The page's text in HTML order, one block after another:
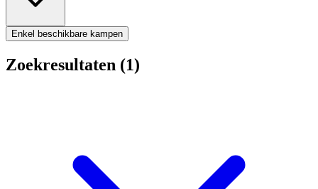
Enkel beschikbare kampen
Zoekresultaten (1)